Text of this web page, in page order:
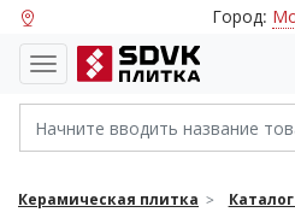
Город:
Керамическая плитка